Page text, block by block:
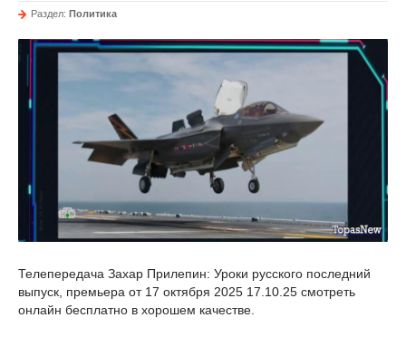
Раздел: Политика
Телепередача Захар Прилепин: Уроки русского последний
выпуск, премьера от 17 октября 2025 17.10.25 смотреть
онлайн бесплатно в хорошем качестве.